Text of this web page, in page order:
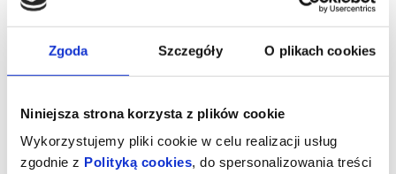
Zgoda Szczegóły O plikach cookies
Niniejsza strona korzysta z plików cookie
Wykorzystujemy pliki cookie w celu realizacji usług
zgodnie z Polityką cookies, do spersonalizowania treści